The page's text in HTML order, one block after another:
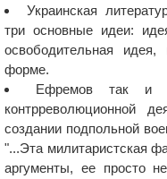
Украинская
три основные идеи:
освободительная
форме.
Ефремов так и
контрреволюционной
создании подпольной
"...Эта милитаристская
аргументы, ее просто